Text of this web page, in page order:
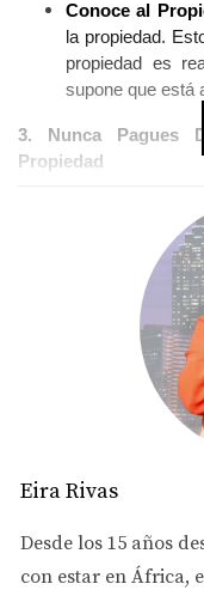
Conoce al
la propiedad.
propiedad es
supone que está
3. Nunca Pagues
Propiedad
Otra señal de
dinero por
Depósitos de
de seguridad,
haber visitado la
alquiler legítimo.
dinero a
certificados y
4. Verifica la
Eira Rivas
Desde los 15 años
con estar en África,